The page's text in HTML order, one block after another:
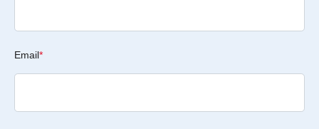
Email*